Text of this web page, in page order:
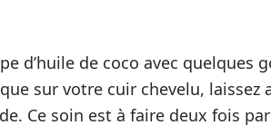
d’huile de coco avec quelques
sur votre cuir chevelu, laissez
Ce soin est à faire deux fois